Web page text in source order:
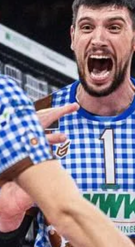
Unternehmen
Das geheime Geräusch
Fotobox
Amphibienschutz
Team
Programm
Service
Nachgehört
Podcast
Newsletter
Zeit fürs Oberland
Handwerker